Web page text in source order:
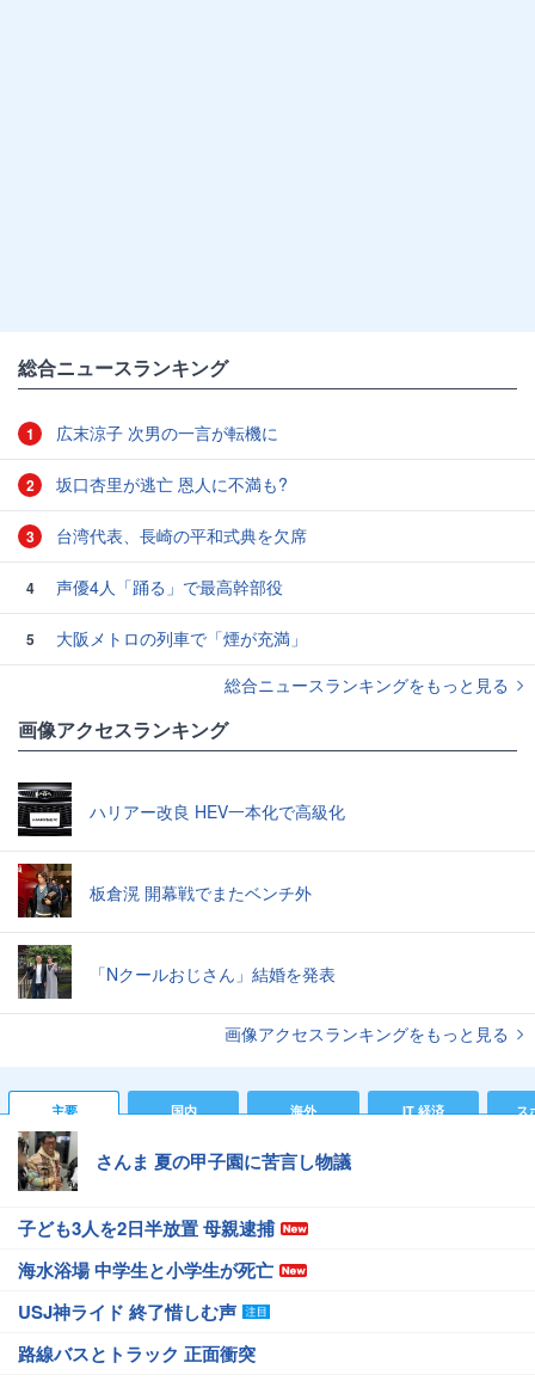
総合ニュースランキング
1 広末涼子 次男の一言が転機に
2 坂口杏里が逃亡 恩人に不満も?
3 台湾代表、長崎の平和式典を欠席
4 声優4人「踊る」で最高幹部役
5
大阪メトロの列車で「煙が充満」
総合ニュースランキングをもっと見る
画像アクセスランキング
ハリアー改良 HEV一本化で高級化
板倉滉 開幕戦でまたベンチ外
「Nクールおじさん」結婚を発表
画像アクセスランキングをもっと見る
主要 国内 海外 IT 経済 ス
さんま 夏の甲子園に苦言し物議
子ども3人を2日半放置 母親逮捕
海水浴場 中学生と小学生が死亡
USJ神ライド 終了惜しむ声
路線バスとトラック 正面衝突